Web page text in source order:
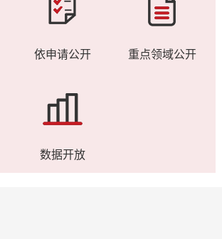
依申请公开 重点领域公开
数据开放